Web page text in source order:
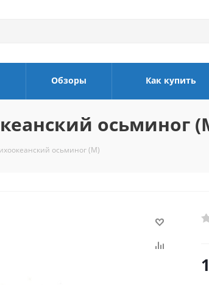
Обзоры Как купить
осьминог
осьминог (M)